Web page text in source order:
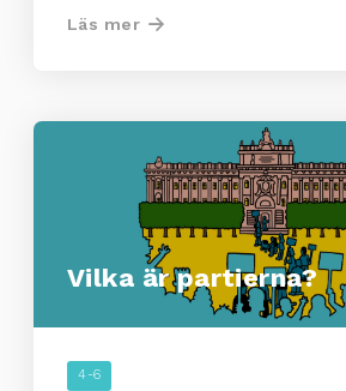
Läs mer
Vilka är partierna?
4-6